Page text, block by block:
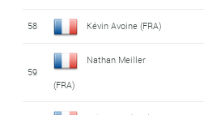
58 Kévin Avoine (FRA)
59
Nathan Meiller
(FRA)